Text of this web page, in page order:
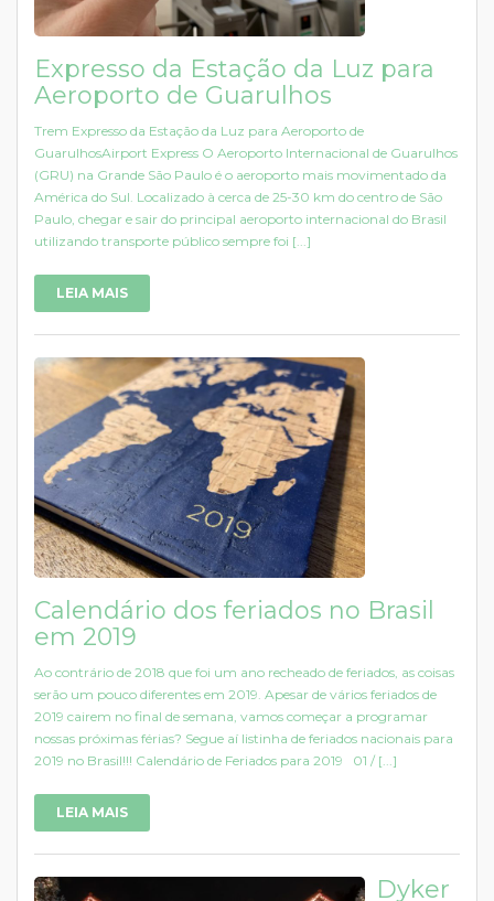
Expresso da Estação da Luz para
Aeroporto de Guarulhos
Trem Expresso da Estação da Luz para Aeroporto de
GuarulhosAirport Express O Aeroporto Internacional de Guarulhos
(GRU) na Grande São Paulo é o aeroporto mais movimentado da
América do Sul. Localizado à cerca de 25-30 km do centro de São
Paulo, chegar e sair do principal aeroporto internacional do Brasil
utilizando transporte público sempre foi [...]
LEIA MAIS
Calendário dos feriados no Brasil
em 2019
Ao contrário de 2018 que foi um ano recheado de feriados, as coisas
serão um pouco diferentes em 2019. Apesar de vários feriados de
2019 cairem no final de semana, vamos começar a programar
nossas próximas férias? Segue aí listinha de feriados nacionais para
2019 no Brasil!!! Calendário de Feriados para 2019 01 / [...]
LEIA MAIS
Dyker